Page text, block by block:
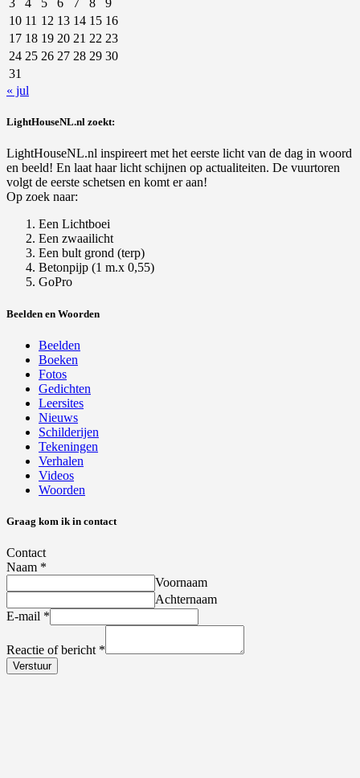
3 4 5 6 7 8
9
10 11 12 13 14 15 16
17 18 19 20 21 22 23
24 25 26 27 28 29 30
31
« jul
LightHouseNL.nl zoekt:
LightHouseNL.nl inspireert met het eerste licht van de dag in woord
en beeld! En laat haar licht schijnen op actualiteiten. De vuurtoren
volgt de eerste schetsen en komt er aan!
Op zoek naar:
Een Lichtboei
Een zwaailicht
Een bult grond (terp)
Betonpijp (1 m.x 0,55)
GoPro
Beelden en Woorden
Beelden
Boeken
Fotos
Gedichten
Leersites
Nieuws
Schilderijen
Tekeningen
Verhalen
Videos
Woorden
Graag kom ik in contact
Contact
Naam *
Voornaam
Achternaam
E-mail *
Reactie of bericht *
Verstuur